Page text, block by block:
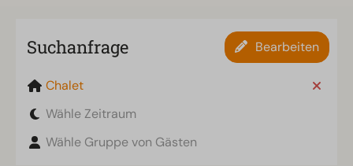
Suchanfrage Bearbeiten
Chalet
Wähle Zeitraum
Wähle Gruppe von Gästen